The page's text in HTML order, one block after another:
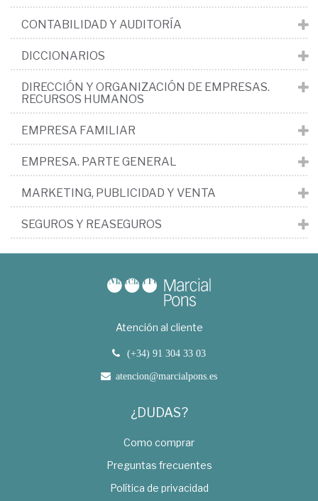
CONTABILIDAD Y AUDITORÍA
DICCIONARIOS
DIRECCIÓN Y ORGANIZACIÓN DE EMPRESAS.
RECURSOS HUMANOS
EMPRESA FAMILIAR
EMPRESA. PARTE GENERAL
MARKETING, PUBLICIDAD Y VENTA
SEGUROS Y REASEGUROS
Atención al cliente
(+34) 91 304 33 03
atencion@marcialpons.es
¿DUDAS?
Como comprar
Preguntas frecuentes
Política de privacidad